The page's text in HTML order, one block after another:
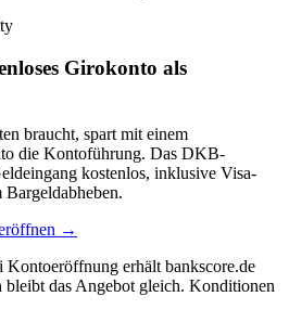
Girokonto als
braucht, spart mit einem
die Kontoführung. Das DKB-
kostenlos, inklusive Visa-
→
erhält bankscore.de
das Angebot gleich. Konditionen